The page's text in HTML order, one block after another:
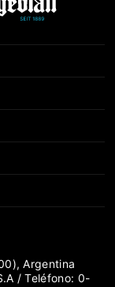
Argentina
/ Teléfono: 0-